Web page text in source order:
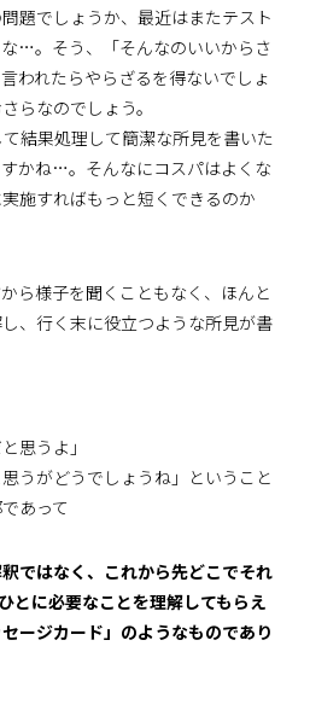
題でしょうか、最近はまたテスト
…。そう、「そんなのいいからさ
われたらやらざるを得ないでしょ
らなのでしょう。
結果処理して簡潔な所見を書いた
かね…。そんなにコスパはよくな
施すればもっと短くできるのか
ら様子を聞くこともなく、ほんと
、行く末に役立つような所見が書
思うよ」
うがどうでしょうね」ということ
あって
釈ではなく、これから先どこでそれ
とに必要なことを理解してもらえ
ージカード」のようなものであり